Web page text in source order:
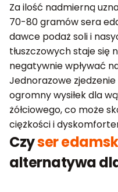
Za ilość nadmierną
70-80 gramów sera
dawce podaż soli i
tłuszczowych staje się
negatywnie wpływać
Jednorazowe
ogromny wysiłek dla
żółciowego, co może
ciężkości i
Czyser
alternatywa